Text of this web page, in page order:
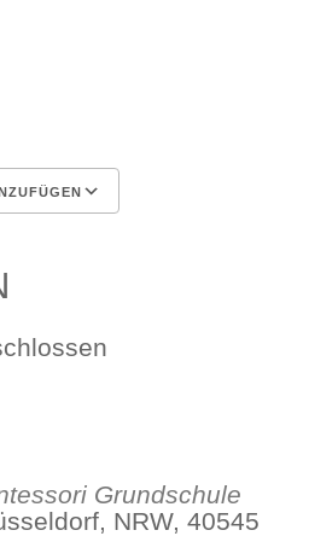
Grundschule
NRW, 40545